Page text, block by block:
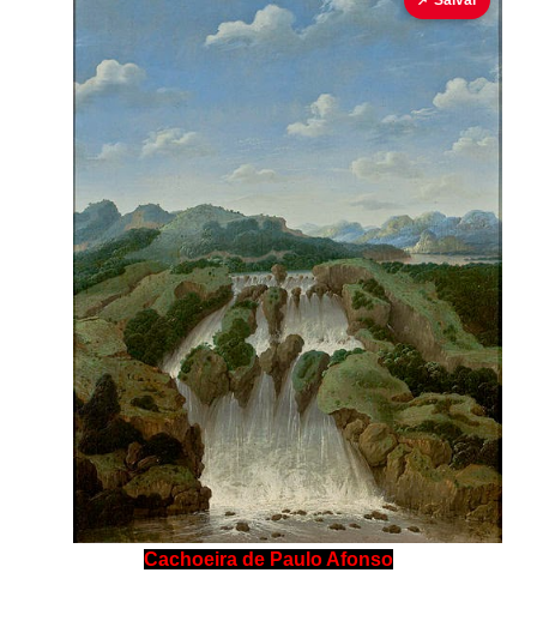
Cachoeira de Paulo Afonso